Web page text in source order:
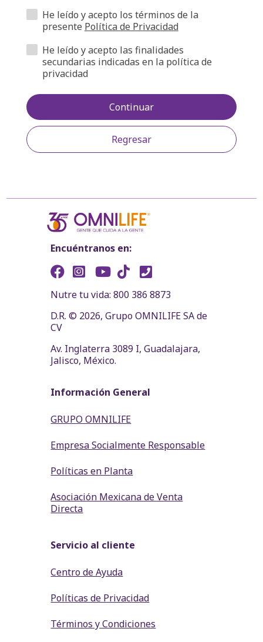
He leído y acepto los términos de la
presente Política de Privacidad
He leído y acepto las finalidades
secundarias indicadas en la política de
privacidad
Regresar
Continuar
Encuéntranos en:
Nutre tu vida: 800 386 8873
D.R. © 2026, Grupo OMNILIFE SA de
CV
Av. Inglaterra 3089 I, Guadalajara,
Jalisco, México.
Información General
GRUPO OMNILIFE
Empresa Socialmente Responsable
Políticas en Planta
Asociación Mexicana de Venta
Directa
Servicio al cliente
Centro de Ayuda
Políticas de Privacidad
Términos y Condiciones